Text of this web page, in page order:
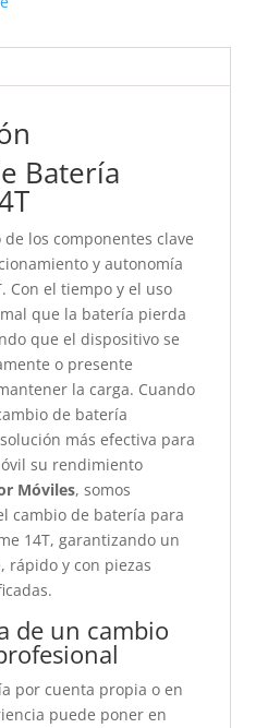
Batería
los componentes clave
y autonomía
Con el tiempo y el uso
que la batería pierda
que el dispositivo se
o presente
la carga. Cuando
de batería
más efectiva para
su rendimiento
Móviles, somos
cambio de batería para
14T, garantizando un
rápido y con piezas
de un cambio
por cuenta propia o en
puede poner en